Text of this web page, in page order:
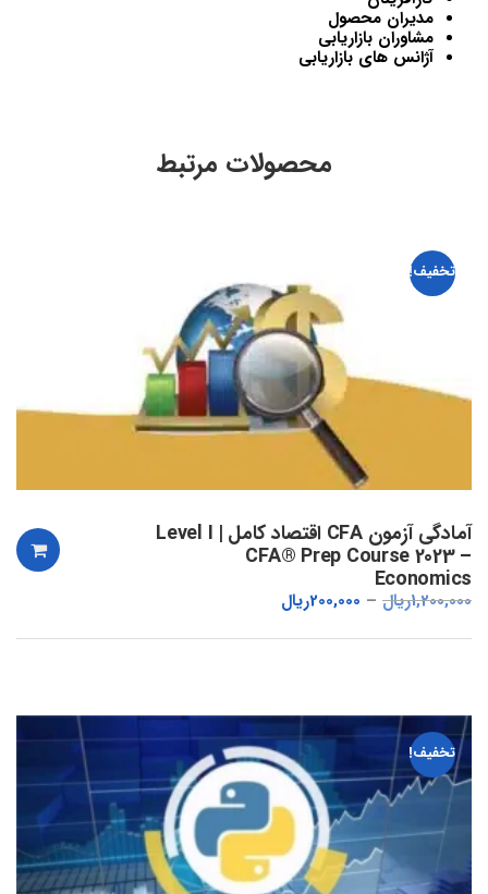
مدیران محصول
مشاوران بازاریابی
آژانس های بازاریابی
محصولات مرتبط
تخفیف!
آمادگی آزمون CFA اقتصاد کامل | Level I
CFA® Prep Course 2023 –
Economics
1,200,000ریال 200,000ریال
تخفیف!